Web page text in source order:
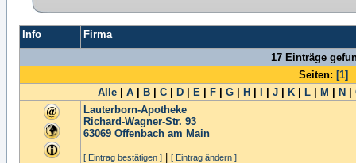
Info
Firma
17 Einträge
Seiten: [1]
Alle
A B C D E F G H J K L M N
Lauterborn-Apotheke
Richard-Wagner-Str. 93
63069 Offenbach am Main
[ Eintrag bestätigen ] [ Eintrag ändern ]